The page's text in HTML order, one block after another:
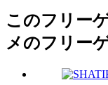
このフリー
メのフリー